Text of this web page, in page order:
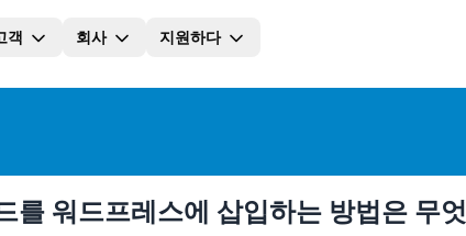
객 회사 지원하다
워드프레스에 삽입하는 방법은 무엇